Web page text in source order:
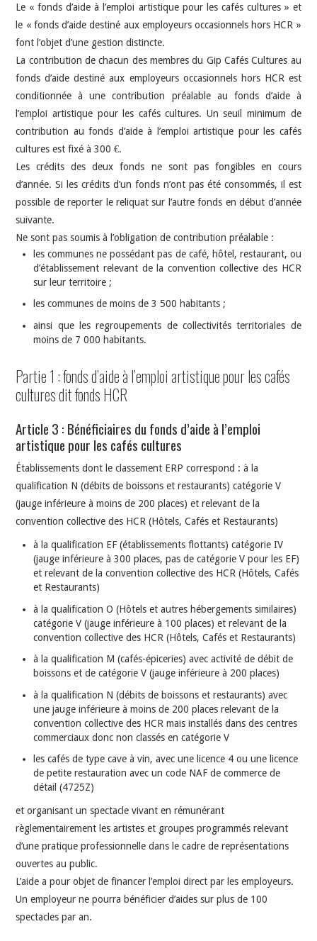
Le « fonds d’aide à l’emploi artistique pour les cafés cultures » et
le « fonds d’aide destiné aux employeurs occasionnels hors HCR »
font l’objet d’une gestion distincte.
La contribution de chacun des membres du Gip Cafés Cultures au
fonds d’aide destiné aux employeurs occasionnels hors HCR est
conditionnée à une contribution préalable au fonds d’aide à
l’emploi artistique pour les cafés cultures. Un seuil minimum de
contribution au fonds d’aide à l’emploi artistique pour les cafés
cultures est fixé à 300 €.
Les crédits des deux fonds ne sont pas fongibles en cours
d’année. Si les crédits d’un fonds n’ont pas été consommés, il est
possible de reporter le reliquat sur l’autre fonds en début d’année
suivante.
Ne sont pas soumis à l’obligation de contribution préalable :
les communes ne possédant pas de café, hôtel, restaurant, ou
d’établissement relevant de la convention collective des HCR
sur leur territoire ;
les communes de moins de 3 500 habitants ;
ainsi que les regroupements de collectivités territoriales de
moins de 7 000 habitants.
Partie 1 : fonds d’aide à l’emploi artistique pour les cafés
cultures dit fonds HCR
Article 3 : Bénéficiaires du fonds d’aide à l’emploi
artistique pour les cafés cultures
Établissements dont le classement ERP correspond : à la
qualification N (débits de boissons et restaurants) catégorie V
(jauge inférieure à moins de 200 places) et relevant de la
convention collective des HCR (Hôtels, Cafés et Restaurants)
à la qualification EF (établissements flottants) catégorie IV
(jauge inférieure à 300 places, pas de catégorie V pour les EF)
et relevant de la convention collective des HCR (Hôtels, Cafés
et Restaurants)
à la qualification O (Hôtels et autres hébergements similaires)
catégorie V (jauge inférieure à 100 places) et relevant de la
convention collective des HCR (Hôtels, Cafés et Restaurants)
à la qualification M (cafés-épiceries) avec activité de débit de
boissons et de catégorie V (jauge inférieure à 200 places)
à la qualification N (débits de boissons et restaurants) avec
une jauge inférieure à moins de 200 places relevant de la
convention collective des HCR mais installés dans des centres
commerciaux donc non classés en catégorie V
les cafés de type cave à vin, avec une licence 4 ou une licence
de petite restauration avec un code NAF de commerce de
détail (4725Z)
et organisant un spectacle vivant en rémunérant
règlementairement les artistes et groupes programmés relevant
d’une pratique professionnelle dans le cadre de représentations
ouvertes au public.
L’aide a pour objet de financer l’emploi direct par les employeurs.
Un employeur ne pourra bénéficier d’aides sur plus de 100
spectacles par an.